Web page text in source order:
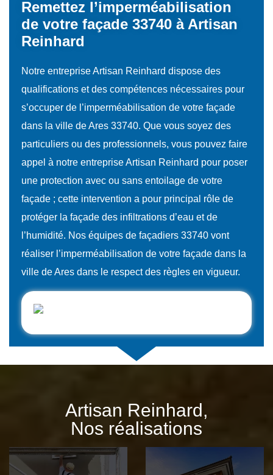
Remettez l’imperméabilisation
de votre façade 33740 à Artisan
Reinhard
Notre entreprise Artisan Reinhard dispose des
qualifications et des compétences nécessaires pour
s’occuper de l’imperméabilisation de votre façade
dans la ville de Ares 33740. Que vous soyez des
particuliers ou des professionnels, vous pouvez faire
appel à notre entreprise Artisan Reinhard pour poser
une protection avec ou sans entoilage de votre
façade ; cette intervention a pour principal rôle de
protéger la façade des infiltrations d’eau et de
l’humidité. Nos équipes de façadiers 33740 vont
réaliser l’imperméabilisation de votre façade dans la
ville de Ares dans le respect des règles en vigueur.
Artisan Reinhard,
Nos réalisations